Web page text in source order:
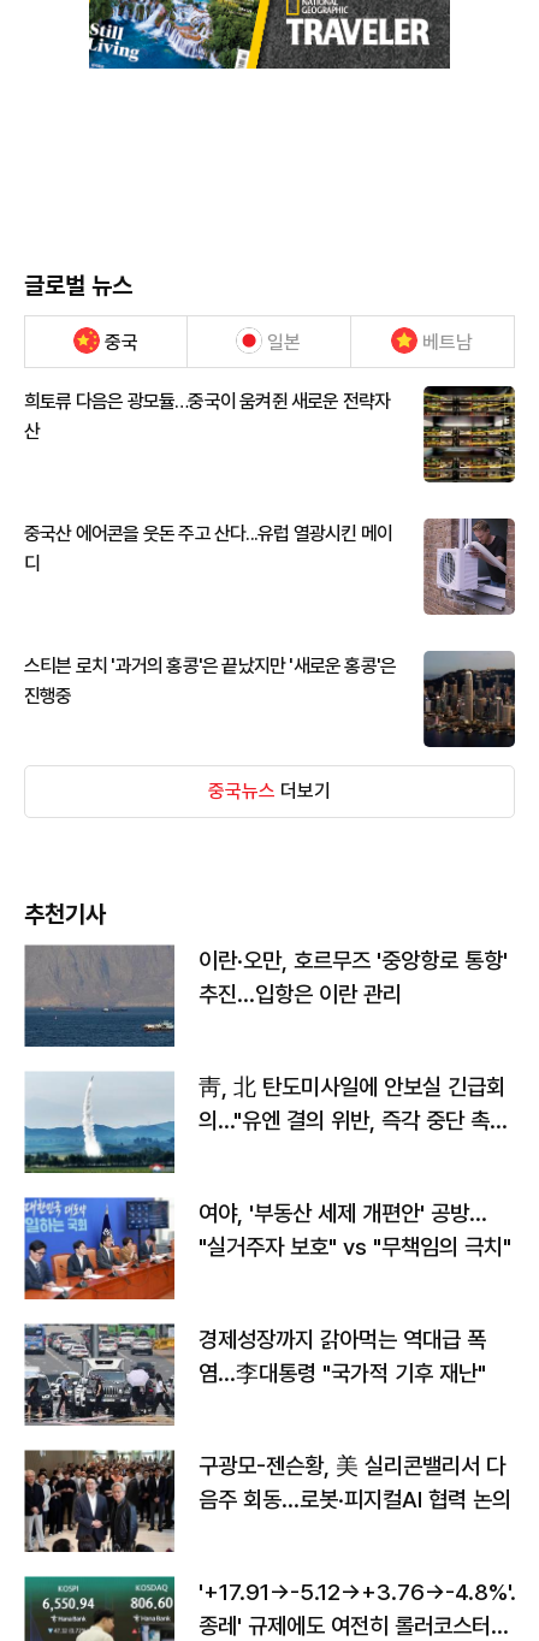
글로벌 뉴스
중국 일본 베트남
희토류 다음은 광모듈…중국이 움켜쥔 새로운 전략자
산
중국산 에어콘을 웃돈 주고 산다...유럽 열광시킨 메이
디
스티븐 로치 '과거의 홍콩'은 끝났지만 '새로운 홍콩'은
진행중
중국뉴스 더보기
추천기사
이란·오만, 호르무즈 '중앙항로 통항'
추진…입항은 이란 관리
靑, 北 탄도미사일에 안보실 긴급회
의…"유엔 결의 위반, 즉각 중단 촉
여야, '부동산 세제 개편안' 공방…
"실거주자 보호" vs "무책임의 극치"
경제성장까지 갉아먹는 역대급 폭
염…李대통령 "국가적 기후 재난"
구광모-젠슨황, 美 실리콘밸리서 다
음주 회동…로봇·피지컬AI 협력 논의
'+17.91→-5.12→+3.76→-4.8%'…'
종레' 규제에도 여전히 롤러코스터